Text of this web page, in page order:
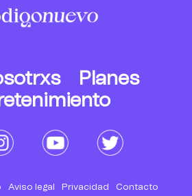
Planes
Aviso legal Privacidad Contacto